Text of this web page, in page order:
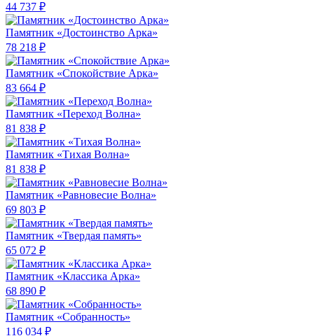
44 737 ₽
Памятник «Достоинство Арка»
78 218 ₽
Памятник «Спокойствие Арка»
83 664 ₽
Памятник «Переход Волна»
81 838 ₽
Памятник «Тихая Волна»
81 838 ₽
Памятник «Равновесие Волна»
69 803 ₽
Памятник «Твердая память»
65 072 ₽
Памятник «Классика Арка»
68 890 ₽
Памятник «Собранность»
116 034 ₽